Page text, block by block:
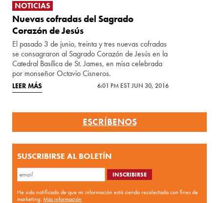
NOTICIAS
Nuevas cofradas del Sagrado
Corazón de Jesús
El pasado 3 de junio, treinta y tres nuevas cofradas
se consagraron al Sagrado Corazón de Jesús en la
Catedral Basílica de St. James, en misa celebrada
por monseñor Octavio Cisneros.
LEER MÁS 6:01 PM EST JUN 30, 2016
ESCRÍBENOS
SUSCRIBIRSE AL BOLETÍN
He sido notificado de que mi información está siendo recolectada con fines de
marketing.Más información